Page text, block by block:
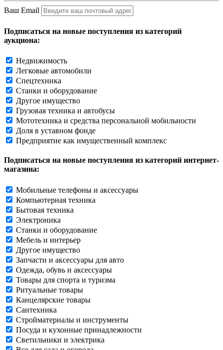
Ваш Email
Подписаться на новые поступления из категорий
аукциона:
Недвижимость
Легковые автомобили
Спецтехника
Станки и оборудование
Другое имущество
Грузовая техника и автобусы
Мототехника и средства персональной мобильности
Доля в уставном фонде
Предприятие как имущественный комплекс
Подписаться на новые поступления из категорий интернет-
магазина:
Мобильные телефоны и аксессуары
Компьютерная техника
Бытовая техника
Электроника
Станки и оборудование
Мебель и интерьер
Другое имущество
Запчасти и аксессуары для авто
Одежда, обувь и аксессуары
Товары для спорта и туризма
Ритуальные товары
Канцелярские товары
Сантехника
Стройматериалы и инструменты
Посуда и кухонные принадлежности
Светильники и электрика